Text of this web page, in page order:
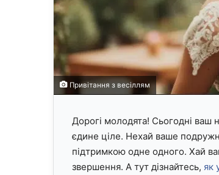
Привітання з весіллям
Дорогі молодята! Сьогодні ваш
єдине ціле. Нехай ваше
підтримкою одне одного. Хай
звершення. А тут дізнайтесь, як